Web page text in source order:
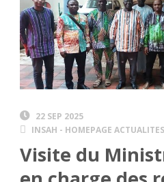
22 SEP 2025
INSAH - HOMEPAGE ACTUALITES
Visite du